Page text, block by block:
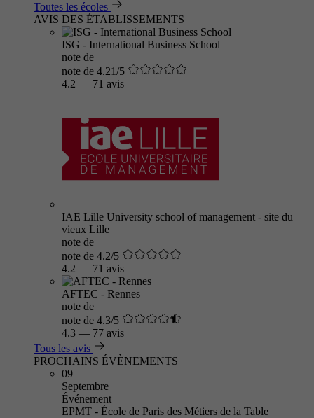
Toutes les écoles
AVIS DES ÉTABLISSEMENTS
ISG - International Business School
note de
note de 4.21/5
4.2 — 71 avis
IAE Lille University school of management - site du
vieux Lille
note de
note de 4.2/5
4.2 — 71 avis
AFTEC - Rennes
note de
note de 4.3/5
4.3 — 77 avis
Tous les avis
PROCHAINS ÉVÈNEMENTS
09
Septembre
Événement
EPMT - École de Paris des Métiers de la Table